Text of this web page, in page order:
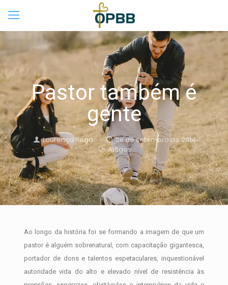
Pastor também é
gente
Lourença Rega
28 de setembro de 2014
Artigos
Ao longo da história foi se formando a imagem de que um
pastor é alguém sobrenatural, com capacitação gigantesca,
portador de dons e talentos espetaculares, inquestionável
autoridade vida do alto e elevado nível de resistência às